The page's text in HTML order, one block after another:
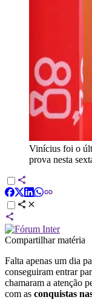
Vinícius foi o
prova nesta
Compartilhar matéria
Falta apenas um dia
conseguiram entrar
chamaram a atenção
com as conquistas